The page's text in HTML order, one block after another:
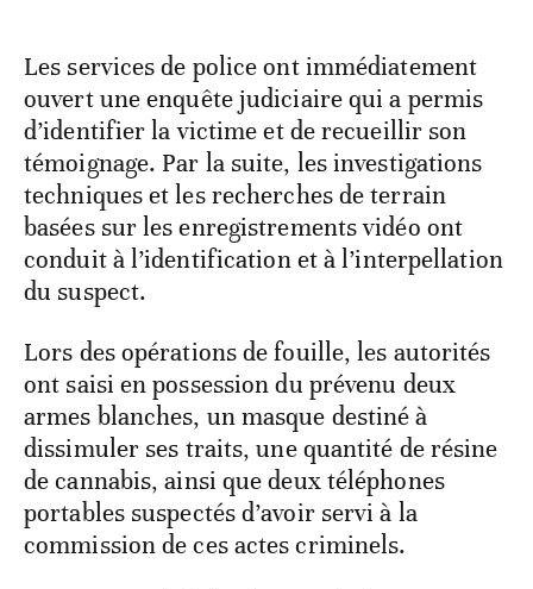
​Les services de police ont immédiatement
ouvert une enquête judiciaire qui a permis
d’identifier la victime et de recueillir son
témoignage. Par la suite, les investigations
techniques et les recherches de terrain
basées sur les enregistrements vidéo ont
conduit à l’identification et à l’interpellation
du suspect.
Lors des opérations de fouille, les autorités
ont saisi en possession du prévenu deux
armes blanches, un masque destiné à
dissimuler ses traits, une quantité de résine
de cannabis, ainsi que deux téléphones
portables suspectés d’avoir servi à la
commission de ces actes criminels.